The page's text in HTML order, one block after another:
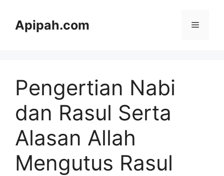
Apipah.com Menu
Pengertian Nabi
dan Rasul Serta
Alasan Allah
Mengutus Rasul